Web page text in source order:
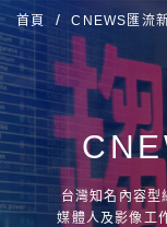
首頁 CNEWS匯流
台灣知名內容
媒體人及影像工